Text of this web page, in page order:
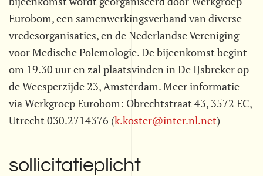
Eurobom, een samenwerkingsverband van diverse
vredesorganisaties, en de Nederlandse Vereniging
voor Medische Polemologie. De bijeenkomst begint
om 19.30 uur en zal plaatsvinden in De IJsbreker op
de Weesperzijde 23, Amsterdam. Meer informatie
via Werkgroep Eurobom: Obrechtstraat 43, 3572 EC,
Utrecht 030.2714376 (k.koster@inter.nl.net)
sollicitatieplicht